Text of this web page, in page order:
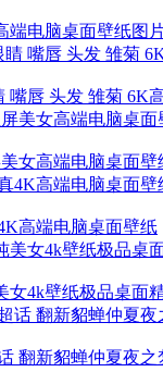
端电脑桌面壁纸图
嘴唇 头发 雏菊 6K
女高端电脑桌面壁
高端电脑桌面壁纸
女4k壁纸极品桌面
翻新貂蝉仲夏夜